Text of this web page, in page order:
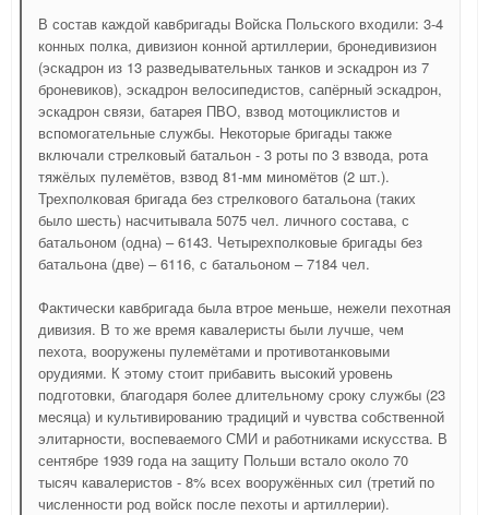
В состав каждой кавбригады Войска Польского входили: 3-4
конных полка, дивизион конной артиллерии, бронедивизион
(эскадрон из 13 разведывательных танков и эскадрон из 7
броневиков), эскадрон велосипедистов, сапёрный эскадрон,
эскадрон связи, батарея ПВО, взвод мотоциклистов и
вспомогательные службы. Некоторые бригады также
включали стрелковый батальон - 3 роты по 3 взвода, рота
тяжёлых пулемётов, взвод 81-мм миномётов (2 шт.).
Трехполковая бригада без стрелкового батальона (таких
было шесть) насчитывала 5075 чел. личного состава, с
батальоном (одна) – 6143. Четырехполковые бригады без
батальона (две) – 6116, с батальоном – 7184 чел.
Фактически кавбригада была втрое меньше, нежели пехотная
дивизия. В то же время кавалеристы были лучше, чем
пехота, вооружены пулемётами и противотанковыми
орудиями. К этому стоит прибавить высокий уровень
подготовки, благодаря более длительному сроку службы (23
месяца) и культивированию традиций и чувства собственной
элитарности, воспеваемого СМИ и работниками искусства. В
сентябре 1939 года на защиту Польши встало около 70
тысяч кавалеристов - 8% всех вооружённых сил (третий по
численности род войск после пехоты и артиллерии).